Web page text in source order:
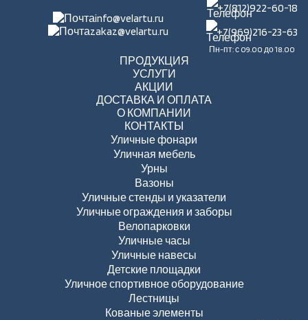
info@velartu.ru
zakaz@velartu.ru
+7(812)922-60-18
+7(969)216-23-63
Пн-пт: с 09.00 до 18.00
ПРОДУКЦИЯ
УСЛУГИ
АКЦИИ
ДОСТАВКА И ОПЛАТА
О КОМПАНИИ
КОНТАКТЫ
Уличные фонари
Уличная мебель
Урны
Вазоны
Уличные стенды и указатели
Уличные ограждения и заборы
Велопарковки
Уличные часы
Уличные навесы
Детские площадки
Уличное спортивное оборудование
Лестницы
Кованые элементы